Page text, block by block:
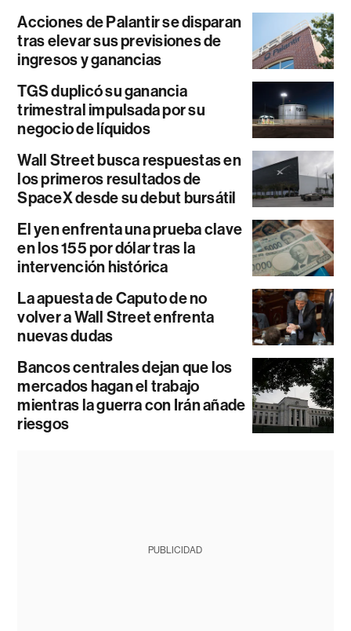
Acciones de Palantir se disparan
tras elevar sus previsiones de
ingresos y ganancias
TGS duplicó su ganancia
trimestral impulsada por su
negocio de líquidos
Wall Street busca respuestas en
los primeros resultados de
SpaceX desde su debut bursátil
El yen enfrenta una prueba clave
en los 155 por dólar tras la
intervención histórica
La apuesta de Caputo de no
volver a Wall Street enfrenta
nuevas dudas
Bancos centrales dejan que los
mercados hagan el trabajo
mientras la guerra con Irán añade
riesgos
PUBLICIDAD